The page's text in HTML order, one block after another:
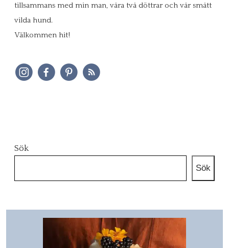
tillsammans med min man, våra två döttrar och vår smått
vilda hund.
Välkommen hit!
Sök
Sök